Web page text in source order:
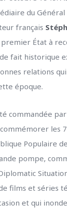
du Général
français
État à
fait historique
relations
époque.
commandée
commémorer les
Populaire
pompe,
films et séries
et qui